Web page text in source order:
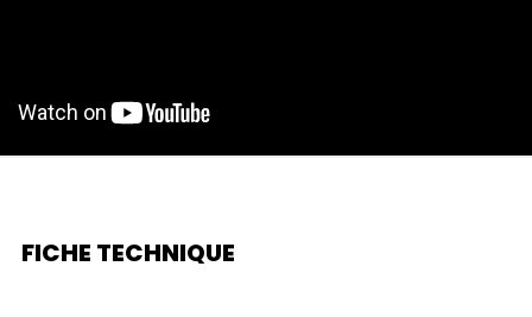
FICHE TECHNIQUE